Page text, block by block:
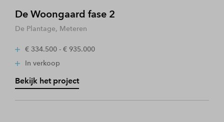
De Woongaard fase 2
De Plantage, Meteren
€ 334.500 - € 935.000
In verkoop
Bekijk het project